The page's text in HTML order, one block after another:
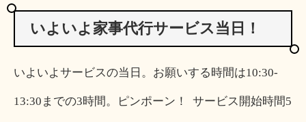
いよいよ家事代行サービス当日！
いよいよサービスの当日。お願いする時間は10:30-
13:30までの3時間。ピンポーン！ サービス開始時間5